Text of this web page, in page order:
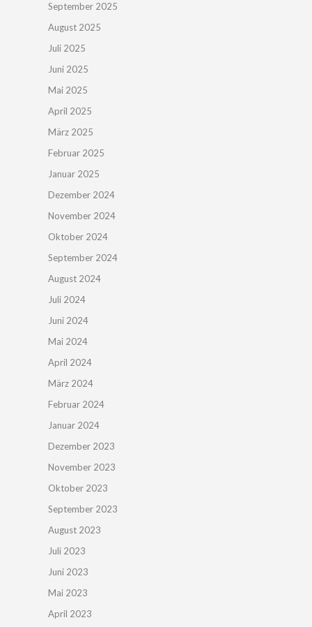
September 2025
August 2025
Juli 2025
Juni 2025
Mai 2025
April 2025
März 2025
Februar 2025
Januar 2025
Dezember 2024
November 2024
Oktober 2024
September 2024
August 2024
Juli 2024
Juni 2024
Mai 2024
April 2024
März 2024
Februar 2024
Januar 2024
Dezember 2023
November 2023
Oktober 2023
September 2023
August 2023
Juli 2023
Juni 2023
Mai 2023
April 2023